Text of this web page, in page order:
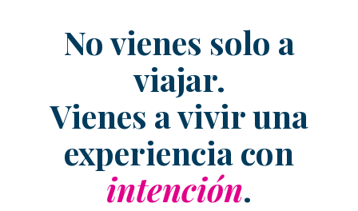
No vienes solo a
viajar.
Vienes a vivir una
experiencia con
intención.